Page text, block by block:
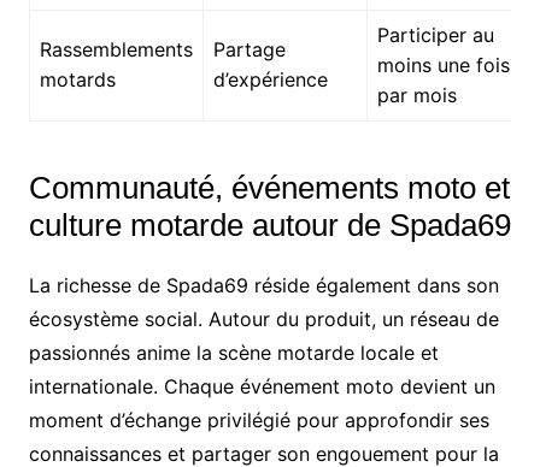
Rassemblements
motards
Partage
d’expérience
Participer au
moins une fois
par mois
Communauté, événements moto et
culture motarde autour de Spada69
La richesse de Spada69 réside également dans son
écosystème social. Autour du produit, un réseau de
passionnés anime la scène motarde locale et
internationale. Chaque événement moto devient un
moment d’échange privilégié pour approfondir ses
connaissances et partager son engouement pour la